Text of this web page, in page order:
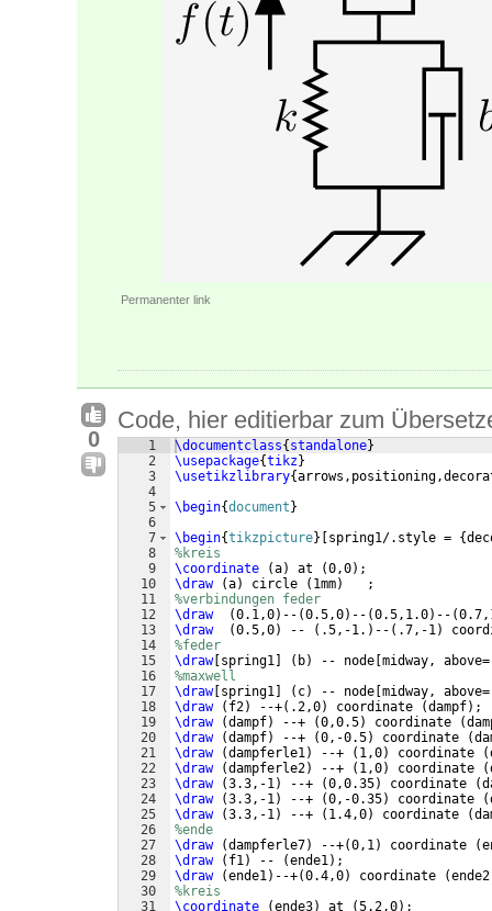
Permanenter link
0
Code, hier editierbar zum
1
2
3
4
5
6
7
8
9
10
11
12
13
14
15
16
17
18
19
20
21
22
23
24
25
26
27
28
29
30
31
\documentclass{ standalone}
\usepackage{tikz}
\usetikzlibrary{
\begin{document }
\begin{tikzpicture} spring1/.style = {
%kreis
\coordinate
(a) at (0,0) ;
\draw
(a) circle ( 1mm)
   ;
%verbindungen feder
\draw
(0.1,0) -- (0.5,0) -- (0.5,1.0) -- (
\draw
(0.5,0) -- ( .5,-1. ) -- ( .7,-1)
%feder
\draw[ spring1 ( b) -- node midway,
%maxwell
\draw[ spring1 ( c) -- node midway,
\draw
( f2) --+( .2,0) coordinate (dampf) ;
\draw
(dampf) --+ (0,0.5) coordinate (
\draw
(dampf) --+ (0,-0.5) coordinate (
\draw
(dampferle1) --+ ( 1,0) coordinate (
\draw
(dampferle2) --+ ( 1,0) coordinate (
\draw
(3.3,-1) --+ (0,0.35) coordinate (
\draw
(3.3,-1) --+ (0,-0.35) coordinate (
\draw
(3.3,-1) --+ ( 1.4,0) coordinate (
%ende
\draw
(dampferle7) --+(0,1) coordinate (
\draw
( f1) -- (ende1) ;
\draw
(ende1) --+(0.4,0) coordinate (ende2
%kreis
\coordinate
(ende3) at (5.2,0) ;